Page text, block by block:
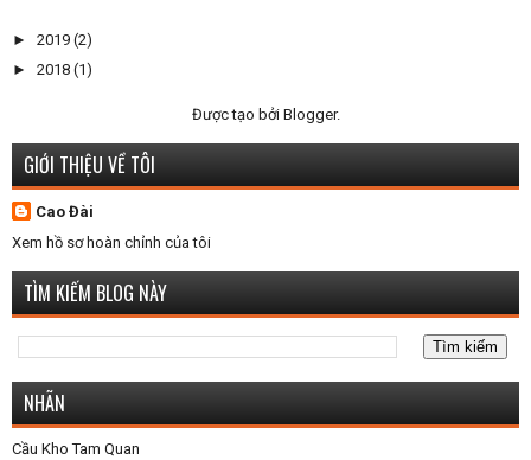
► 2019 (2)
► 2018 (1)
Được tạo bởi Blogger.
GIỚI THIỆU VỀ TÔI
Cao Đài
Xem hồ sơ hoàn chỉnh của tôi
TÌM KIẾM BLOG NÀY
NHÃN
Cầu Kho Tam Quan